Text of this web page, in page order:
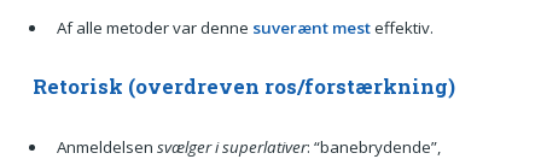
Af alle metoder var denne suverænt mesteffektiv.
Retorisk (overdreven ros/forstærkning)
Anmeldelsen svælger i superlativer: “banebrydende”,